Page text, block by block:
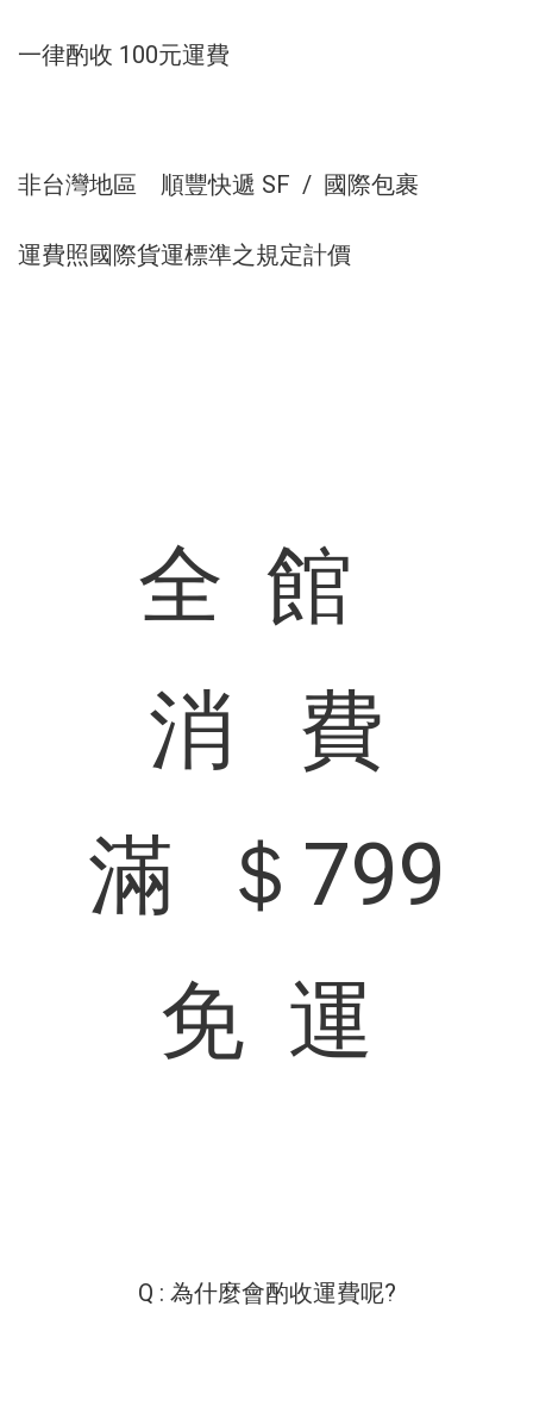
一律酌收 100元運費
非台灣地區 順豐快遞 SF / 國際包裹
運費照國際貨運標準之規定計價
全 館
消 費
滿 ＄799
免 運
Q : 為什麼會酌收運費呢?